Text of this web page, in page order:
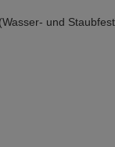
und